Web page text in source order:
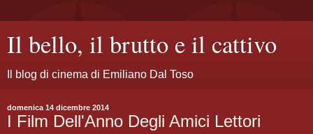
Il bello, il brutto e il cattivo
Il blog di cinema di Emiliano Dal Toso
domenica 14 dicembre 2014
I Film Dell'Anno Degli Amici Lettori